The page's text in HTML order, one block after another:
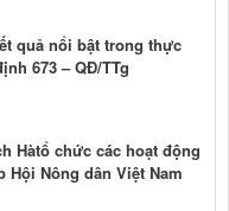
quả nổi bật trong thực
673 – QĐ/TTg
Hàtổ chức các hoạt động
Hội Nông dân Việt Nam